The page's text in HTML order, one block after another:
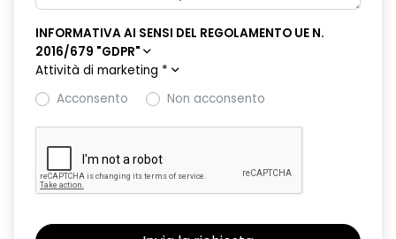
Rilevatore Bassa Pressione Pneumatici
Sedile conducente regolabile in altezza
SEDILE POSTERIORE SDOPPIABILE 1/3 + 2/3
Servosterzo Elettrico Ad Assistenza Variabile
Tappetini anteriori e posteriori
INFORMATIVA AI SENSI DEL REGOLAMENTO UE N.
2016/679 "GDPR"
Attività di marketing *
Acconsento
Non acconsento